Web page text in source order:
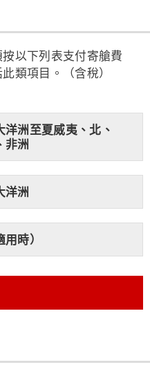
以下列表支付寄艙費
類項目。（含稅）
洲至夏威夷、北、
非洲
洋洲
時）